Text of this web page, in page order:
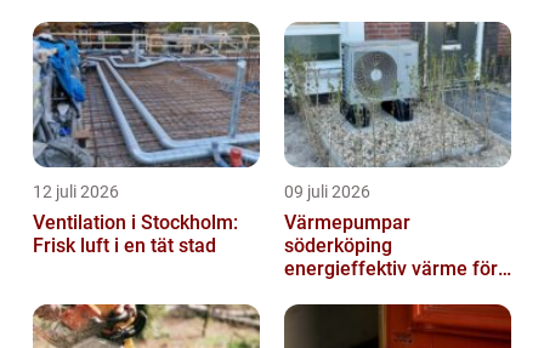
12 juli 2026
Ventilation i Stockholm:
Frisk luft i en tät stad
09 juli 2026
Värmepumpar
söderköping
energieffektiv värme för